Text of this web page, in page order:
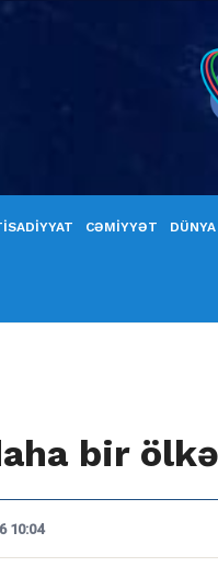
CƏMİYYƏT DÜNYA
bir
10:04